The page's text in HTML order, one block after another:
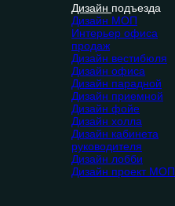
Дизайн подъезда
Дизайн МОП
Интерьер офиса
продаж
Дизайн вестибюля
Дизайн офиса
Дизайн парадной
Дизайн приемной
Дизайн фойе
Дизайн холла
Дизайн кабинета
руководителя
Дизайн лобби
Дизайн проект МОП